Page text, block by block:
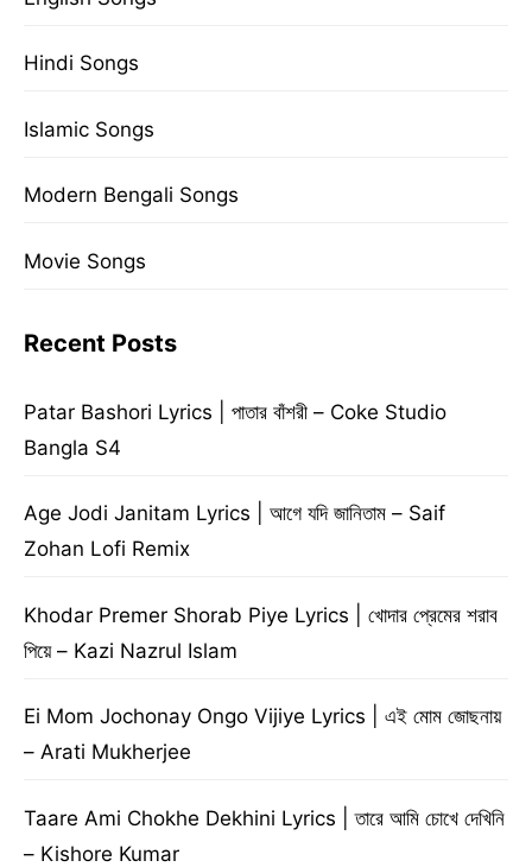
Hindi Songs
Islamic Songs
Modern Bengali Songs
Movie Songs
Recent Posts
Patar Bashori Lyrics | পাতার বাঁশরী – Coke Studio
Bangla S4
Age Jodi Janitam Lyrics | আগে যদি জানিতাম – Saif
Zohan Lofi Remix
Khodar Premer Shorab Piye Lyrics | খোদার প্রেমের শরাব
পিয়ে – Kazi Nazrul Islam
Ei Mom Jochonay Ongo Vijiye Lyrics | এই মোম জোছনায়
– Arati Mukherjee
Taare Ami Chokhe Dekhini Lyrics | তারে আমি চোখে দেখিনি
– Kishore Kumar